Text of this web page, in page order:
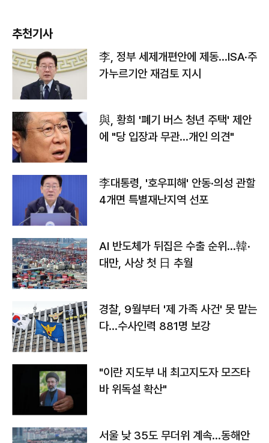
추천기사
李, 정부 세제개편안에 제동…ISA·주
가누르기안 재검토 지시
與, 황희 '폐기 버스 청년 주택' 제안
에 "당 입장과 무관…개인 의견"
李대통령, '호우피해' 안동·의성 관할
4개면 특별재난지역 선포
AI 반도체가 뒤집은 수출 순위…韓·
대만, 사상 첫 日 추월
경찰, 9월부터 '제 가족 사건' 못 맡는
다…수사인력 881명 보강
"이란 지도부 내 최고지도자 모즈타
바 위독설 확산"
서울 낮 35도 무더위 계속…동해안